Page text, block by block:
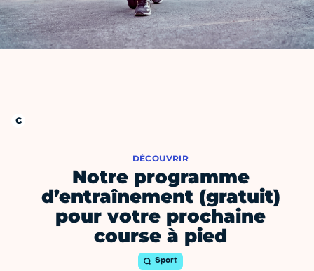
Notre programme
d’entraînement (gratuit)
pour votre prochaine
course à pied
DÉCOUVRIR
Sport